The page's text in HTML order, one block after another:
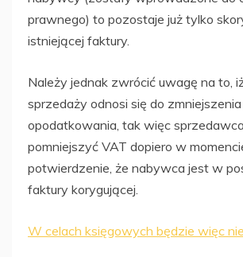
prawnego) to pozostaje już tylko
istniejącej faktury.
Należy jednak zwrócić uwagę na to,
sprzedaży odnosi się do
opodatkowania, tak więc
pomniejszyć VAT dopiero w
potwierdzenie, że nabywca jest w
faktury korygującej.
W celach księgowych będzie więc